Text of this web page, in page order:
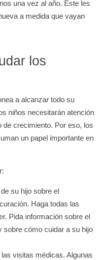
una vez al año. Este les
a medida que vayan
los
a alcanzar todo su
niños necesitarán atención
crecimiento. Por eso, los
un papel importante en
su hijo sobre el
Haga todas las
Pida información sobre el
sobre cómo cuidar a su hijo
visitas médicas. Algunas